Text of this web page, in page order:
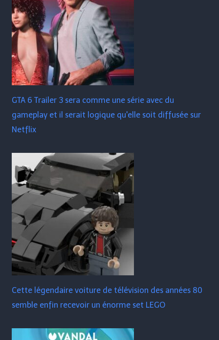
GTA 6 Trailer 3 sera comme une série avec du
gameplay et il serait logique qu'elle soit diffusée sur
Netflix
Cette légendaire voiture de télévision des années 80
semble enfin recevoir un énorme set LEGO